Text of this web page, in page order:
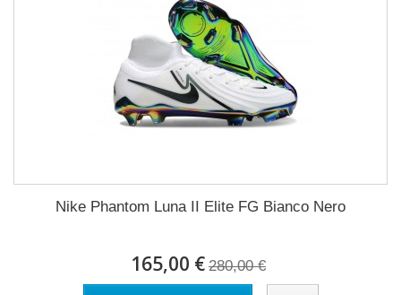
Nike Phantom Luna II Elite FG Bianco Nero
165,00 € 280,00 €